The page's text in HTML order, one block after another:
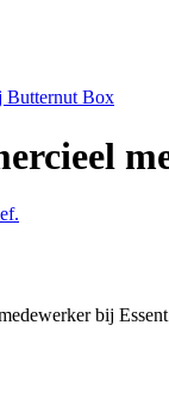
Butternut Box
bij